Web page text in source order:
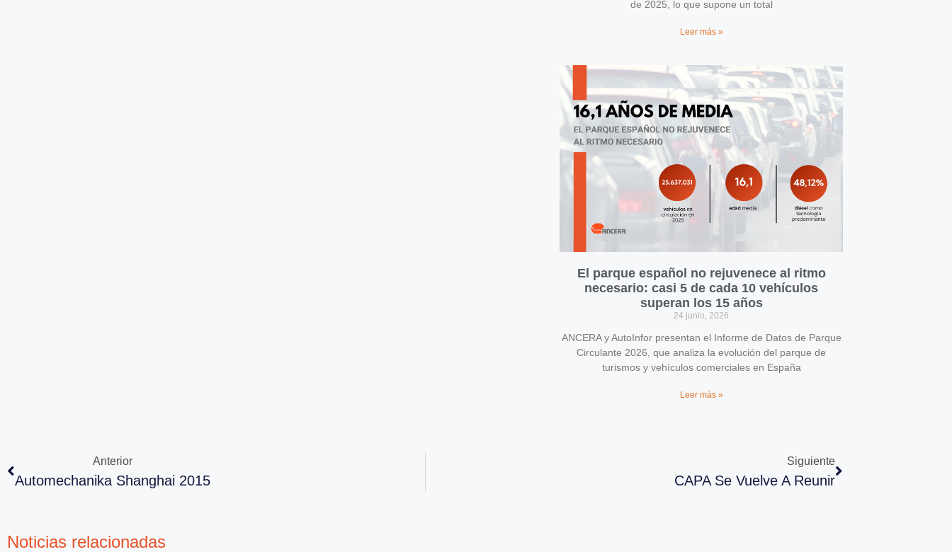
de 2025, lo que supone un total
Leer más »
El parque español no rejuvenece al ritmo
necesario: casi 5 de cada 10 vehículos
superan los 15 años
24 junio, 2026
ANCERA y AutoInfor presentan el Informe de Datos de Parque
Circulante 2026, que analiza la evolución del parque de
turismos y vehículos comerciales en España
Leer más »
Anterior
Automechanika Shanghai 2015
Siguiente
CAPA Se Vuelve A Reunir
Noticias relacionadas